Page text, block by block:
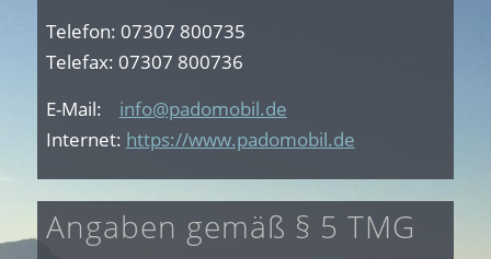
Telefon: 07307 800735
Telefax: 07307 800736
E-Mail: info@padomobil.de
Internet: https://www.padomobil.de
Angaben gemäß § 5 TMG